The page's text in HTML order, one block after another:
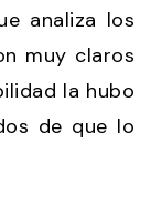
analiza los
muy claros
la hubo
de que lo